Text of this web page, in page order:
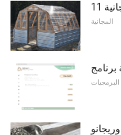
المجانية
البرمجيات